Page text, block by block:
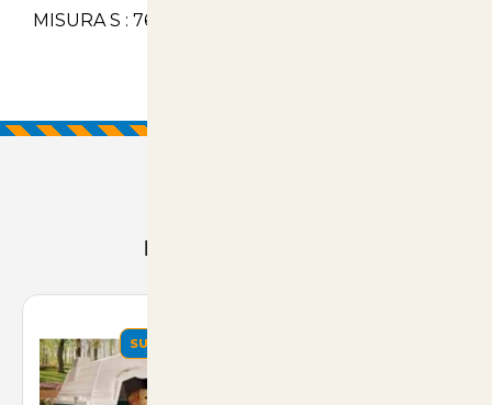
MISURA S : 76x45x51.5h
Prodotti Consigliati
SUMMER